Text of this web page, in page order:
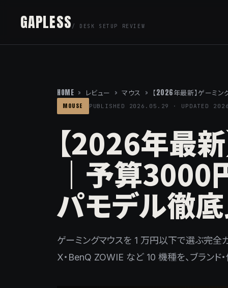
GAPLESS / DESK SETUP REVIEW
HOME > レビュー > マウス > 【2026年最新】ゲーミ
MOUSE PUBLISHED 2026.05.29 · UPDATED
【2026年最
｜予算3000
パモデル徹
ゲーミングマウスを 1 万円以下で選ぶ完
X・BenQ ZOWIE など 10 機種を、ブランド